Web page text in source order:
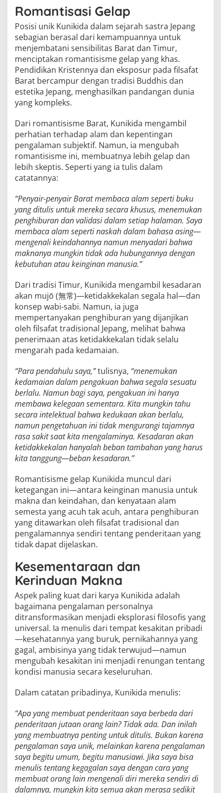
Romantisasi Gelap
Posisi unik Kunikida dalam sejarah sastra Jepang
sebagian berasal dari kemampuannya untuk
menjembatani sensibilitas Barat dan Timur,
menciptakan romantisisme gelap yang khas.
Pendidikan Kristennya dan eksposur pada filsafat
Barat bercampur dengan tradisi Buddhis dan
estetika Jepang, menghasilkan pandangan dunia
yang kompleks.
Dari romantisisme Barat, Kunikida mengambil
perhatian terhadap alam dan kepentingan
pengalaman subjektif. Namun, ia mengubah
romantisisme ini, membuatnya lebih gelap dan
lebih skeptis. Seperti yang ia tulis dalam
catatannya:
“Penyair-penyair Barat membaca alam seperti buku
yang ditulis untuk mereka secara khusus, menemukan
penghiburan dan validasi dalam setiap halaman. Saya
membaca alam seperti naskah dalam bahasa asing—
mengenali keindahannya namun menyadari bahwa
maknanya mungkin tidak ada hubungannya dengan
kebutuhan atau keinginan manusia.”
Dari tradisi Timur, Kunikida mengambil kesadaran
akan mujō (無常)—ketidakkekalan segala hal—dan
konsep wabi-sabi. Namun, ia juga
mempertanyakan penghiburan yang dijanjikan
oleh filsafat tradisional Jepang, melihat bahwa
penerimaan atas ketidakkekalan tidak selalu
mengarah pada kedamaian.
“Para pendahulu saya,”tulisnya, “menemukan
kedamaian dalam pengakuan bahwa segala sesuatu
berlalu. Namun bagi saya, pengakuan ini hanya
membawa kelegaan sementara. Kita mungkin tahu
secara intelektual bahwa kedukaan akan berlalu,
namun pengetahuan ini tidak mengurangi tajamnya
rasa sakit saat kita mengalaminya. Kesadaran akan
ketidakkekalan hanyalah beban tambahan yang harus
kita tanggung—beban kesadaran.”
Romantisisme gelap Kunikida muncul dari
ketegangan ini—antara keinginan manusia untuk
makna dan keindahan, dan kenyataan alam
semesta yang acuh tak acuh, antara penghiburan
yang ditawarkan oleh filsafat tradisional dan
pengalamannya sendiri tentang penderitaan yang
tidak dapat dijelaskan.
Kesementaraan dan
Kerinduan Makna
Aspek paling kuat dari karya Kunikida adalah
bagaimana pengalaman personalnya
ditransformasikan menjadi eksplorasi filosofis yang
universal. Ia menulis dari tempat kesakitan pribadi
—kesehatannya yang buruk, pernikahannya yang
gagal, ambisinya yang tidak terwujud—namun
mengubah kesakitan ini menjadi renungan tentang
kondisi manusia secara keseluruhan.
Dalam catatan pribadinya, Kunikida menulis:
“Apa yang membuat penderitaan saya berbeda dari
penderitaan jutaan orang lain? Tidak ada. Dan inilah
yang membuatnya penting untuk ditulis. Bukan karena
pengalaman saya unik, melainkan karena pengalaman
saya begitu umum, begitu manusiawi. Jika saya bisa
menulis tentang kegagalan saya dengan cara yang
membuat orang lain mengenali diri mereka sendiri di
dalamnya, mungkin kita semua akan merasa sedikit